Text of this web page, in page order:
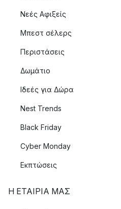
Νεές Αφιξείς
Μπεστ σέλερς
Περιστάσεις
Δωμάτιο
Ιδεές για Δώρα
Nest Trends
Black Friday
Cyber Monday
Εκπτώσεις
Η ΕΤΑΊΡΙΑ ΜΑΣ